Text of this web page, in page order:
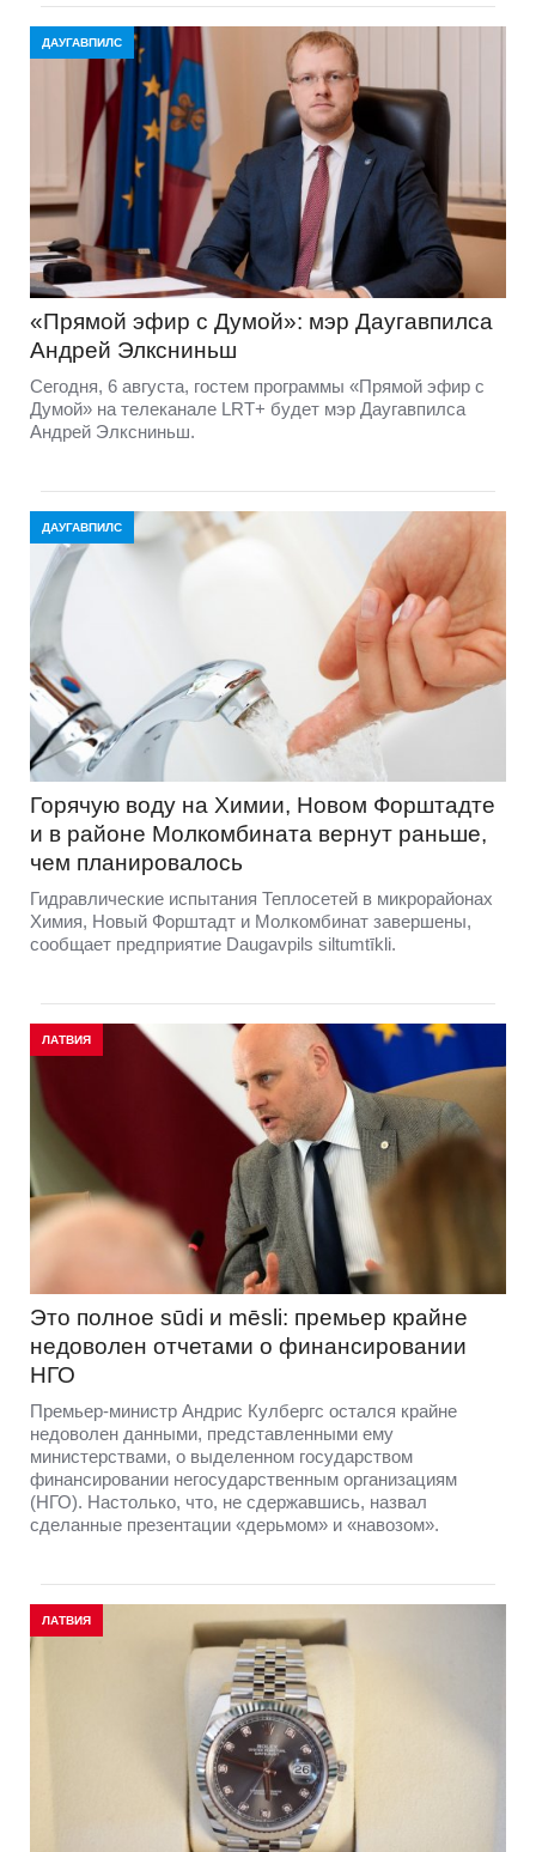
ДАУГАВПИЛС
«Прямой эфир с Думой»: мэр Даугавпилса
Андрей Элксниньш
Сегодня, 6 августа, гостем программы «Прямой эфир с
Думой» на телеканале LRT+ будет мэр Даугавпилса
Андрей Элксниньш.
ДАУГАВПИЛС
Горячую воду на Химии, Новом Форштадте
и в районе Молкомбината вернут раньше,
чем планировалось
Гидравлические испытания Теплосетей в микрорайонах
Химия, Новый Форштадт и Молкомбинат завершены,
сообщает предприятие Daugavpils siltumtīkli.
ЛАТВИЯ
Это полное sūdi и mēsli: премьер крайне
недоволен отчетами о финансировании
НГО
Премьер-министр Андрис Кулбергс остался крайне
недоволен данными, представленными ему
министерствами, о выделенном государством
финансировании негосударственным организациям
(НГО). Настолько, что, не сдержавшись, назвал
сделанные презентации «дерьмом» и «навозом».
ЛАТВИЯ